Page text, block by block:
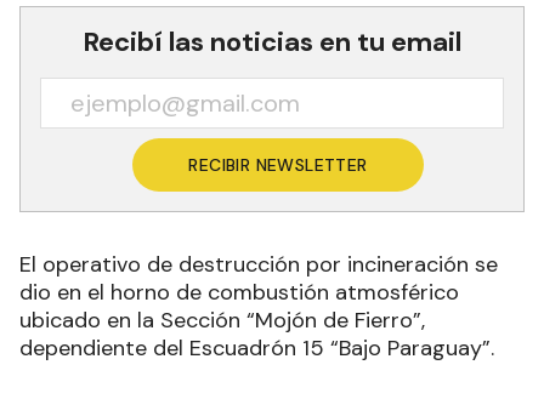
Recibí las noticias en tu email
RECIBIR NEWSLETTER
El operativo de destrucción por incineración se
dio en el horno de combustión atmosférico
ubicado en la Sección “Mojón de Fierro”,
dependiente del Escuadrón 15 “Bajo Paraguay”.